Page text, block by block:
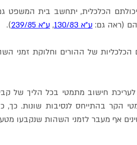
(ראה גם: ע"א 130/83 , ע"א 239/85 ).
אף מעבר לזמני השהות שנקבעו